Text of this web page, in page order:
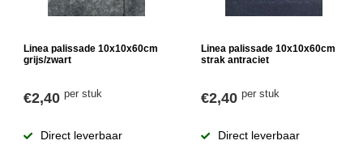
Linea palissade 10x10x60cm
grijs/zwart
€2,40 per stuk
Direct leverbaar
Linea palissade 10x10x60cm
strak antraciet
€2,40per stuk
Direct leverbaar